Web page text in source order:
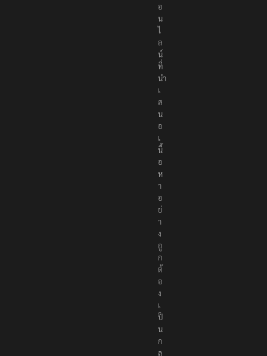
อ
น
ไ
ล
น์
ที่
นำ
เ
ส
น
อ
เ
นื้
อ
ห
า
อ
ย่
า
ง
ถู
ก
ต้
อ
ง
เ
ป็
น
ก
ล